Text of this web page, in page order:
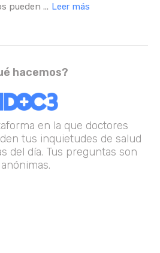
pueden ... Leer más
hacemos?
en la que doctores
tus inquietudes de salud
del día. Tus preguntas son
anónimas.